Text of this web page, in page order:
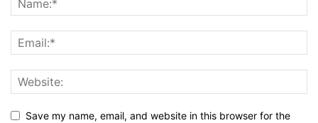
Save my name, email, and website in this browser for the